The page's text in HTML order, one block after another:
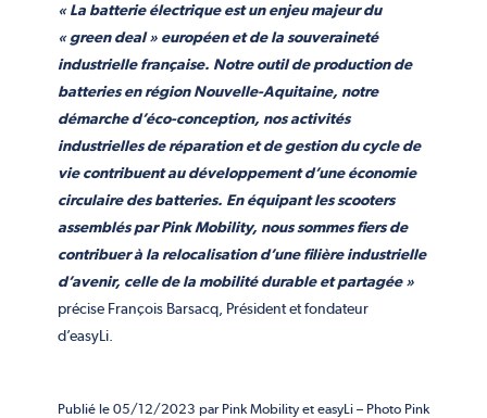
« La batterie électrique est un enjeu majeur du
« green deal » européen et de la souveraineté
industrielle française. Notre outil de production de
batteries en région Nouvelle-Aquitaine, notre
démarche d’éco-conception, nos activités
industrielles de réparation et de gestion du cycle de
vie contribuent au développement d’une économie
circulaire des batteries. En équipant les scooters
assemblés par Pink Mobility, nous sommes fiers de
contribuer à la relocalisation d’une filière industrielle
d’avenir, celle de la mobilité durable et partagée »
précise François Barsacq, Président et fondateur
d’easyLi.
Publié le 05/12/2023 par Pink Mobility et easyLi – Photo Pink